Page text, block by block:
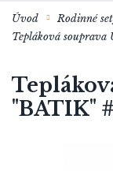
Úvod Rodinné
Tepláková
"BATIK"